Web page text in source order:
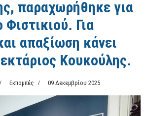
παραχωρήθηκε για
Για
απαξίωση κάνει
Κουκούλης.
Εκπομπές 09 Δεκεμβρίου 2025